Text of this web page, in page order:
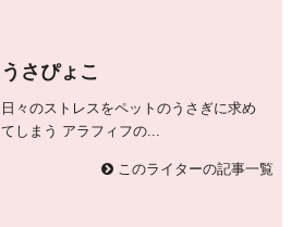
うさぴょこ
日々のストレスをペットのうさぎに求め
てしまう アラフィフの...
このライターの記事一覧